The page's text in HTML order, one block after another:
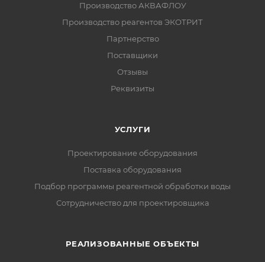
Производство АКВАФЛОУ
Производство реагентов ЭКОТРИТ
Партнерство
Поставщики
Отзывы
Реквизиты
УСЛУГИ
Проектирование оборудования
Поставка оборудования
Подбор программы реагентной обработки воды
Сотрудничество для проектировщика
РЕАЛИЗОВАННЫЕ ОБЪЕКТЫ